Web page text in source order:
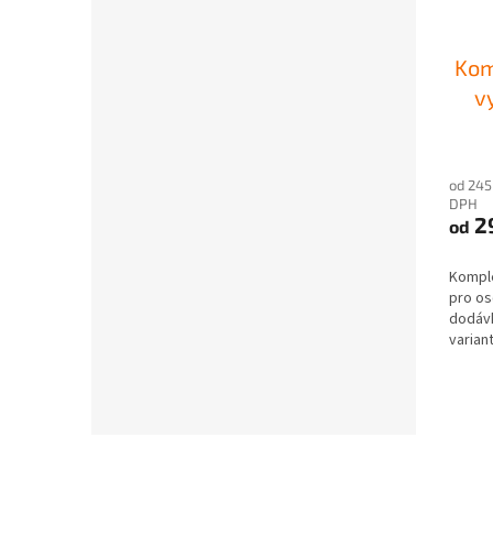
od
DPH
od
pro